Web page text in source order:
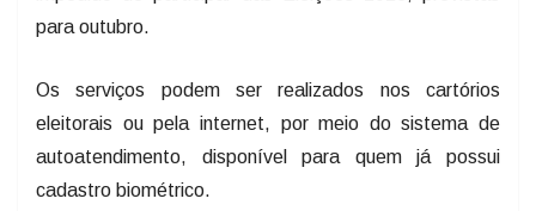
para outubro.
Os serviços podem ser realizados nos cartórios
eleitorais ou pela internet, por meio do sistema de
autoatendimento, disponível para quem já possui
cadastro biométrico.